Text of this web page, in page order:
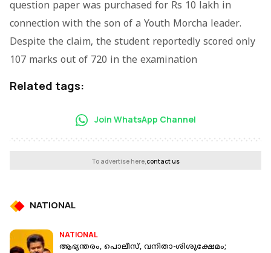
question paper was purchased for Rs 10 lakh in
connection with the son of a Youth Morcha leader.
Despite the claim, the student reportedly scored only
107 marks out of 720 in the examination
Related tags:
Join WhatsApp Channel
To advertise here,contact us
NATIONAL
NATIONAL
ആഭ്യന്തരം, പൊലീസ്, വനിതാ-ശിശുക്ഷേമം;